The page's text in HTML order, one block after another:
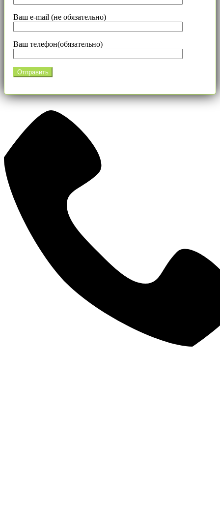
Ваш e-mail (не обязательно)
Ваш телефон(обязательно)